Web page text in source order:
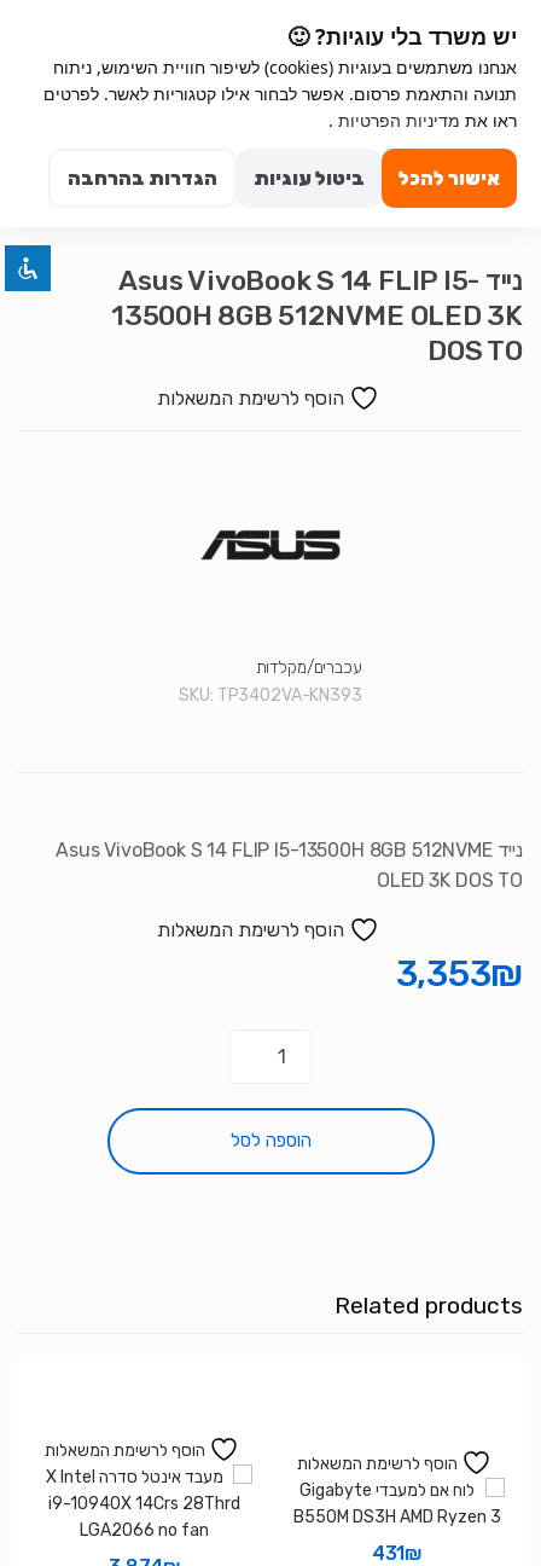
visibility_off השבת את ההבזקים
סמן כותרות
צבע רקע
zoom_in זום (הגדלה)
remove_circle_outline הקטנת גופן
add_circle_outline
גופן קריא
הוסף קו תחתון לקישורים
יש משרד בלי עוגיות? 🙂
אנחנו משתמשים בעוגיות (cookies) לשיפור חוויית השימוש, ניתוח
תנועה והתאמת פרסום. אפשר לבחור אילו קטגוריות לאשר. לפרטים
ראו את מדיניות הפרטיות .
אישור להכל ביטול עוגיות הגדרות בהרחבה
navigation
content
נייד Asus VivoBook S 14 FLIP I5-
13500H 8GB 512NVME OLED 3K
DOS TO
הוסף לרשימת המשאלות
עכברים/מקלדות
SKU: TP3402VA-KN393
נייד Asus VivoBook S 14 FLIP I5-13500H 8GB 512NVME
OLED 3K DOS TO
הוסף לרשימת המשאלות
3,353₪
כמות
נייד
Asus
DOS
TO
הוספה לסל
Related products
הוסף לרשימת המשאלות
431₪
הוסף לרשימת המשאלות